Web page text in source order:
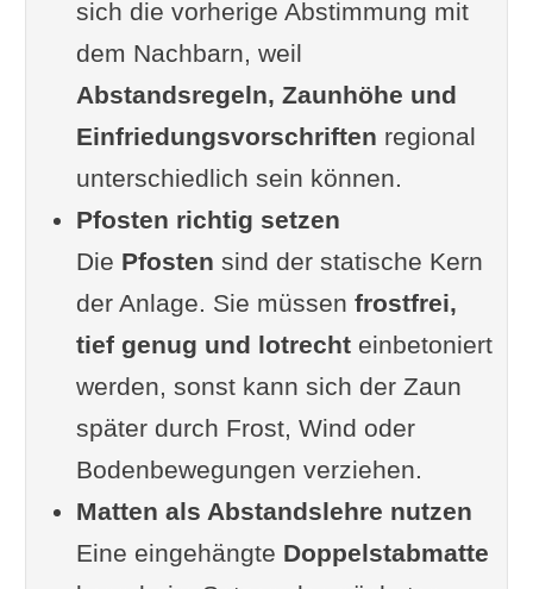
FunFacts zum
Doppelstabmattenzaun
Weiterlesen
sich die vorherige Abstimmung mit
dem Nachbarn, weil
Abstandsregeln, Zaunhöhe und
Einfriedungsvorschriften regional
unterschiedlich sein können.
Pfosten richtig setzen
Die Pfosten sind der statische Kern
der Anlage. Sie müssen frostfrei,
tief genug und lotrechteinbetoniert
werden, sonst kann sich der Zaun
später durch Frost, Wind oder
Bodenbewegungen verziehen.
Matten als Abstandslehre nutzen
Eine eingehängte Doppelstabmatte